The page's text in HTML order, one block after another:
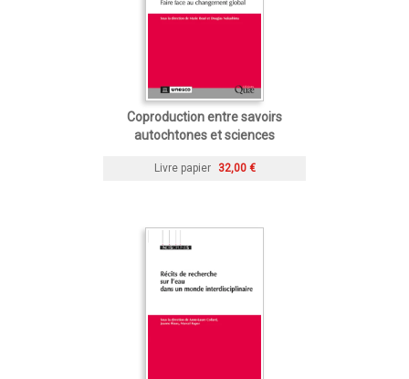
Coproduction entre savoirs
autochtones et sciences
Livre papier 32,00 €